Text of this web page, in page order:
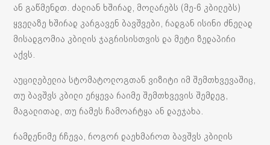
ან გაწმენდთ. ძალიან ხშირად, მოლარებს (მე-6 კბილებს)
ყველაზე ხშირად კარგავენ ბავშვები, რადგან ისინი ძნელად
მისადგომია კბილის ჯაგრისისთვის და მეტი ზედაპირი
აქვს.
აუცილებელია სტომატოლოგთან ვიზიტი იმ შემთხვევაშიც,
თუ ბავშვს კბილი ერყევა რაიმე შემთხვევის შემდეგ,
მაგალითად, თუ რამეს ჩამოარტყა ან დაეჯახა.
რამდენიმე რჩევა, როგორ დაეხმაროთ ბავშვს კბილის